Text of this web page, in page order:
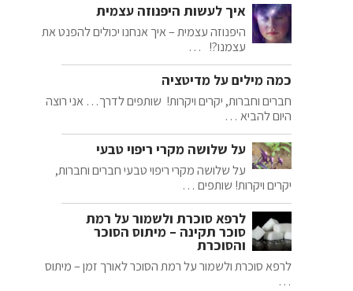
איך לעשות היפנוזה עצמית
היפנוזה עצמית – איך אנחנו יכולים להפנט את
עצמנו?! …
כמה מילים על מדיטציה
חברים וחברות, יקרים ויקרות! שותפים לדרך… אני רוצה
היום להביא …
על שלושה מקרי ריפוי טבעי
על שלושה מקרי ריפוי טבעי חברים וחברות,
יקרים ויקרות! שותפים …
לרפא סוכרת ולשמור על רמת
סוכר תקינה – מיתוס הסוכר
והסוכרת
לרפא סוכרת ולשמור על רמת הסוכר לאורך זמן – מיתוס
…